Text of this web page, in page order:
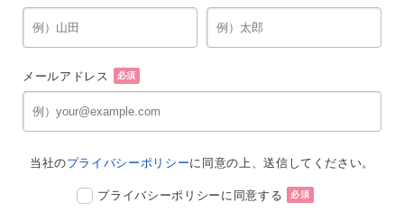
メールアドレス 必須
当社のプライバシーポリシーに同意の上、送信してください。
プライバシーポリシーに同意する 必須